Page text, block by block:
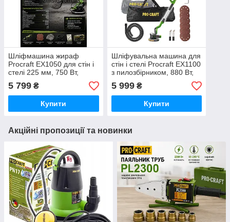
Шліфмашина жираф
Procraft ЕХ1050 для стін і
стелі 225 мм, 750 Вт,
регулювання обертів,
система пиловидалення
5 799 ₴
Купити
Шліфувальна машина для
стін і стелі Procraft ЕХ1100
з пилозбірником, 880 Вт,
225 мм Німеччина
5 999₴
Купити
Акційні пропозиції та новинки